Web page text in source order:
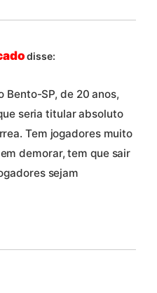
disse:
Bento-SP, de 20 anos,
seria titular absoluto
Tem jogadores muito
demorar, tem que sair
sejam